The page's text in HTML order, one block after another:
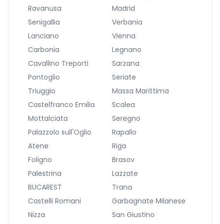
Ravanusa
Madrid
Senigallia
Verbania
Lanciano
Vienna
Carbonia
Legnano
Cavallino Treporti
Sarzana
Pontoglio
Seriate
Triuggio
Massa Marittima
Castelfranco Emilia
Scalea
Mottalciata
Seregno
Palazzolo sull'Oglio
Rapallo
Atene
Riga
Foligno
Brasov
Palestrina
Lazzate
BUCAREST
Trana
Castelli Romani
Garbagnate Milanese
Nizza
San Giustino